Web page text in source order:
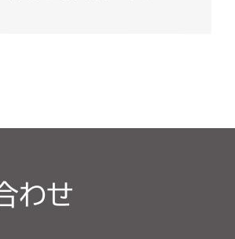
わせ